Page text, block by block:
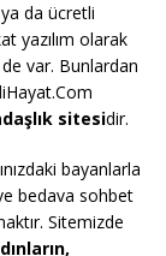
da ücretli
yazılım olarak
var. Bunlardan
sitesidir.
bayanlarla
bedava sohbet
Sitemizde